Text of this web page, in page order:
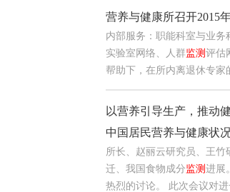
营养与健康所召开2015
内部服务：职能科室与业
实验室网络、人群监测 评估
帮助下，在所内离退休专家
以营养引导生产，推动
中国居民营养与健康状
所长、赵丽云研究员、王
迁、我国食物成分监测 进展
热烈的讨论。 此次会议对进